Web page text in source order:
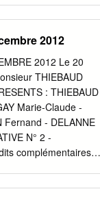
11 21-2018-07-
mise sous
en côte d’Or. (5
2018-07-04-004 -
des mesures
de Dijon à
Blanches »
2012
2012 Le 20
THIEBAUD
: THIEBAUD
Marie-Claude -
Fernand - DELANNE
N° 2 -
complémentaires